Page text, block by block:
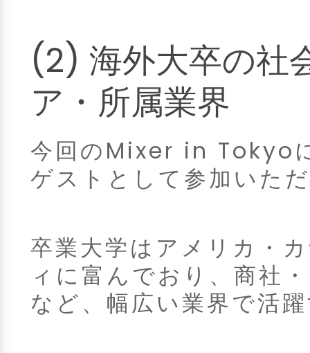
(2) 海外大卒の社
ア・所属業界
今回のMixer in Tokyo
ゲストとして参加いた
卒業大学はアメリカ・
ィに富んでおり、商社
など、幅広い業界で活